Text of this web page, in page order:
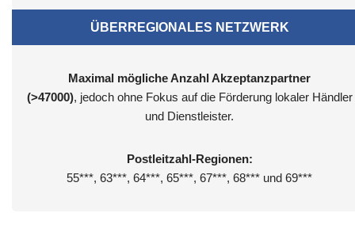
ÜBERREGIONALES NETZWERK
Maximal mögliche Anzahl Akzeptanzpartner
(>47000), jedoch ohne Fokus auf die Förderung lokaler Händler
und Dienstleister.
Postleitzahl-Regionen:
55***, 63***, 64***, 65***, 67***, 68*** und 69***